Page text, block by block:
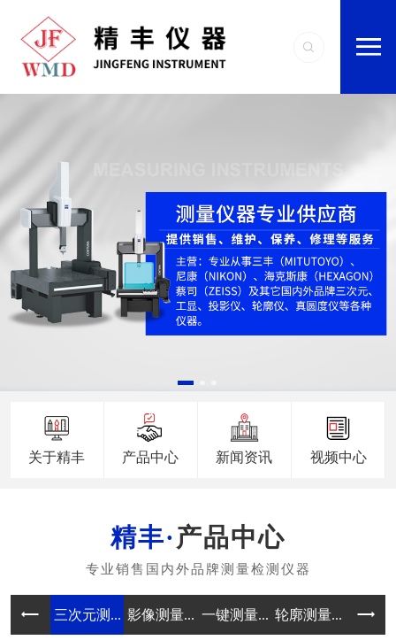
关于精丰 产品中心 新闻资讯 视频中心
产品中心
三次元测... 影像测量... 一键测量... 轮廓测量... 真圆